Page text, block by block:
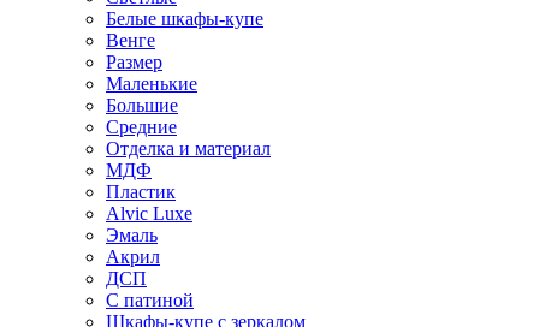
Белые шкафы-купе
Венге
Размер
Маленькие
Большие
Средние
Отделка и материал
МДФ
Пластик
Alvic Luxe
Эмаль
Акрил
ДСП
С патиной
Шкафы-купе с зеркалом